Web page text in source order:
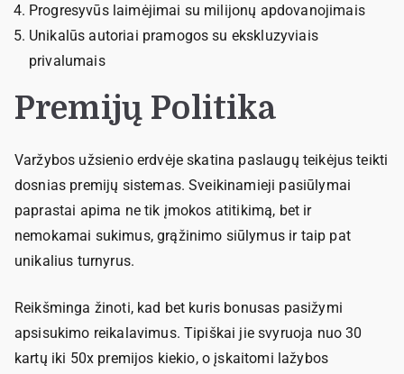
Progresyvūs laimėjimai su milijonų apdovanojimais
Unikalūs autoriai pramogos su ekskluzyviais
privalumais
Premijų Politika
Varžybos užsienio erdvėje skatina paslaugų teikėjus teikti
dosnias premijų sistemas. Sveikinamieji pasiūlymai
paprastai apima ne tik įmokos atitikimą, bet ir
nemokamai sukimus, grąžinimo siūlymus ir taip pat
unikalius turnyrus.
Reikšminga žinoti, kad bet kuris bonusas pasižymi
apsisukimo reikalavimus. Tipiškai jie svyruoja nuo 30
kartų iki 50x premijos kiekio, o įskaitomi lažybos